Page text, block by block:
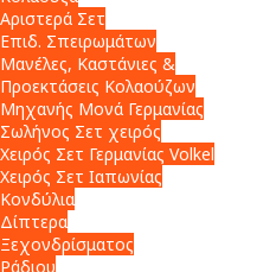
Αριστερά Σετ
Επιδ. Σπειρωμάτων
Μανέλες, Καστάνιες &
Προεκτάσεις Κολαούζων
Μηχανής Μονά Γερμανίας
Σωλήνος Σετ χειρός
Χειρός Σετ Γερμανίας Volkel
Χειρός Σετ Ιαπωνίας
Κονδύλια
Δίπτερα
Ξεχονδρίσματος
Ράδιου